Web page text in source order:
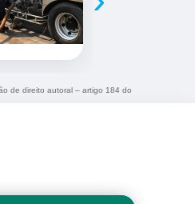
de direito autoral – artigo 184 do